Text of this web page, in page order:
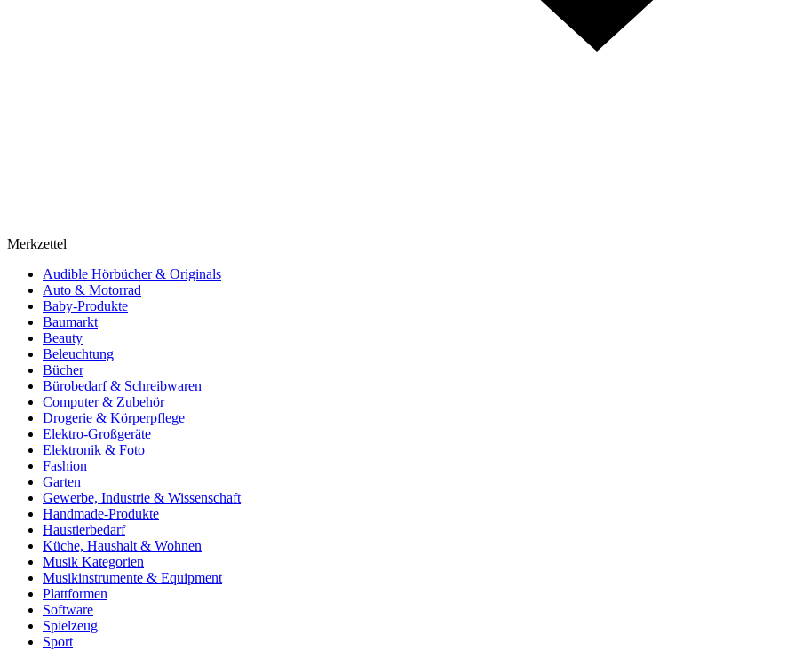
Merkzettel
Audible Hörbücher & Originals
Auto & Motorrad
Baby-Produkte
Baumarkt
Beauty
Beleuchtung
Bücher
Bürobedarf & Schreibwaren
Computer & Zubehör
Drogerie & Körperpflege
Elektro-Großgeräte
Elektronik & Foto
Fashion
Garten
Gewerbe, Industrie & Wissenschaft
Handmade-Produkte
Haustierbedarf
Küche, Haushalt & Wohnen
Musik Kategorien
Musikinstrumente & Equipment
Plattformen
Software
Spielzeug
Sport